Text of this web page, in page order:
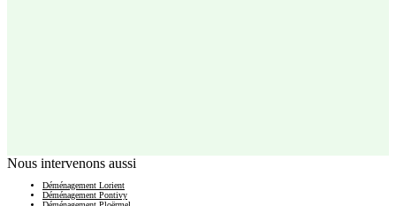
Nous intervenons aussi
Déménagement Lorient
Déménagement Pontivy